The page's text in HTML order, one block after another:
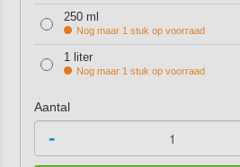
250 ml
Nog maar 1 stuk op voorraad
1 liter
Nog maar 1 stuk op voorraad
Aantal
-